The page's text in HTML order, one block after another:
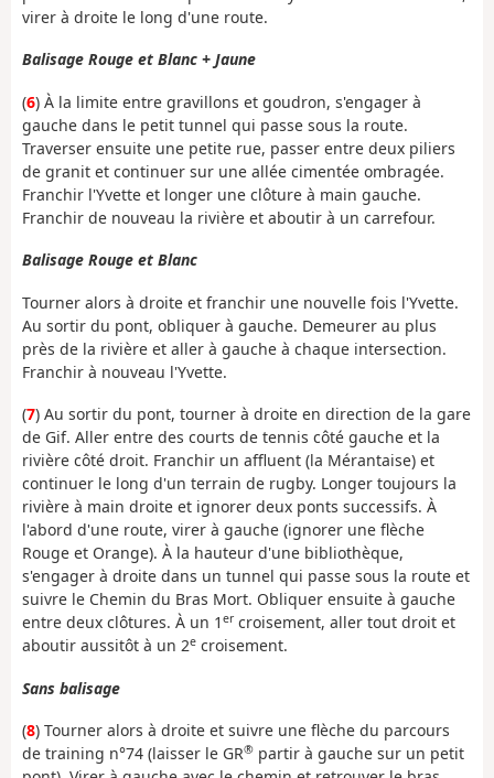
virer à droite le long d'une route.
Balisage Rouge et Blanc + Jaune
(6) À la limite entre gravillons et goudron, s'engager à
gauche dans le petit tunnel qui passe sous la route.
Traverser ensuite une petite rue, passer entre deux piliers
de granit et continuer sur une allée cimentée ombragée.
Franchir l'Yvette et longer une clôture à main gauche.
Franchir de nouveau la rivière et aboutir à un carrefour.
Balisage Rouge et Blanc
Tourner alors à droite et franchir une nouvelle fois l'Yvette.
Au sortir du pont, obliquer à gauche. Demeurer au plus
près de la rivière et aller à gauche à chaque intersection.
Franchir à nouveau l'Yvette.
(7) Au sortir du pont, tourner à droite en direction de la gare
de Gif. Aller entre des courts de tennis côté gauche et la
rivière côté droit. Franchir un affluent (la Mérantaise) et
continuer le long d'un terrain de rugby. Longer toujours la
rivière à main droite et ignorer deux ponts successifs. À
l'abord d'une route, virer à gauche (ignorer une flèche
Rouge et Orange). À la hauteur d'une bibliothèque,
s'engager à droite dans un tunnel qui passe sous la route et
suivre le Chemin du Bras Mort. Obliquer ensuite à gauche
entre deux clôtures. À un 1 er croisement, aller tout droit et
aboutir aussitôt à un 2e croisement.
Sans balisage
(8) Tourner alors à droite et suivre une flèche du parcours
de training n°74 (laisser le GR® partir à gauche sur un petit